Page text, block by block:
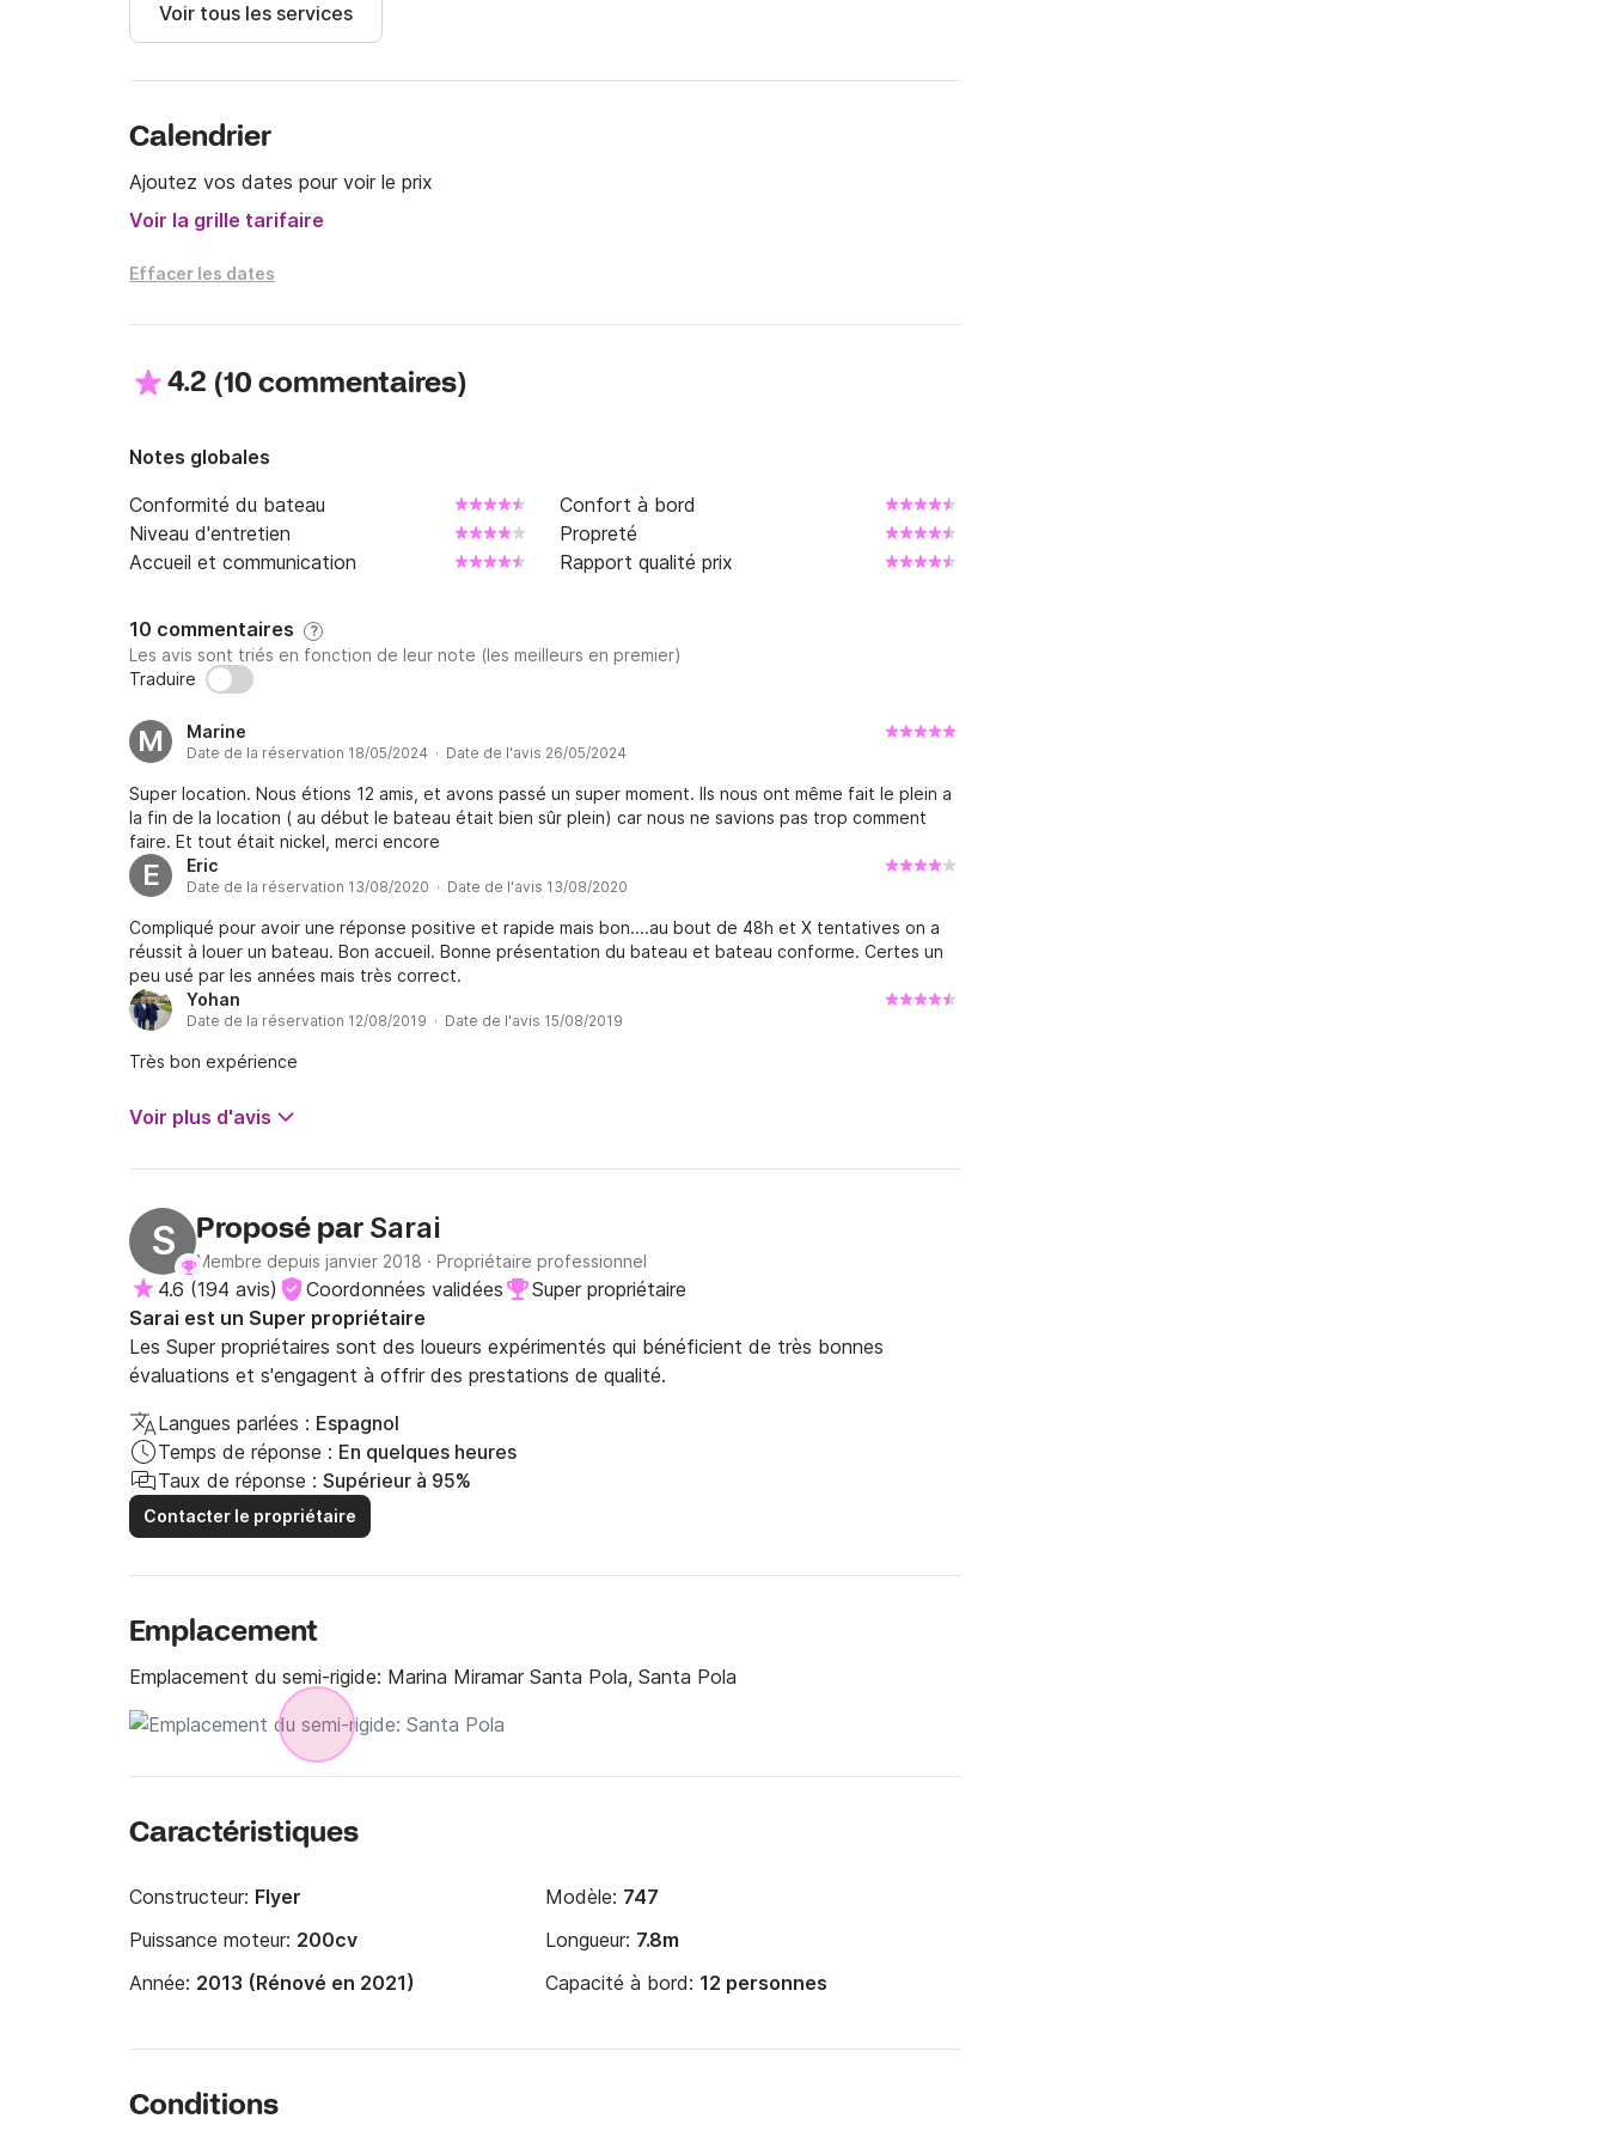
carburant n'est pas inclus.
Une caution de 450 € est à régler par carte bancaire le jour de la location.
disponibilité en été.
Nous sommes à votre disposition pour toute question.
Voir tous les services
Calendrier
Ajoutez vos dates pour voir le prix
Voir la grille tarifaire
Effacer les dates
4.2 (10 commentaires)
Notes globales
Conformité du bateau
Confort à bord
Niveau d'entretien
Propreté
Accueil et communication
Rapport qualité prix
10 commentaires ?
Les avis sont triés en fonction de leur note (les meilleurs en premier)
Traduire
M Marine
Date de la réservation 18/05/2024 · Date de l'avis 26/05/2024
Super location. Nous étions 12 amis, et avons passé un super moment. Ils nous ont même fait le plein a
la fin de la location ( au début le bateau était bien sûr plein) car nous ne savions pas trop comment
faire. Et tout était nickel, merci encore
E Eric
Date de la réservation 13/08/2020 · Date de l'avis 13/08/2020
Compliqué pour avoir une réponse positive et rapide mais bon....au bout de 48h et X tentatives on a
réussit à louer un bateau. Bon accueil. Bonne présentation du bateau et bateau conforme. Certes un
peu usé par les années mais très correct.
Yohan
Date de la réservation 12/08/2019 · Date de l'avis 15/08/2019
Très bon expérience
Voir plus d'avis
S Proposé par Sarai
Membre depuis janvier 2018 · Propriétaire professionnel
4.6 (194 avis) Coordonnées validées
Super propriétaire
Sarai est un Super propriétaire
Les Super propriétaires sont des loueurs expérimentés qui bénéficient de très bonnes
évaluations et s'engagent à offrir des prestations de qualité.
Langues parlées : Espagnol
Temps de réponse : En quelques heures
Taux de réponse : Supérieur à 95%
Contacter le propriétaire
Emplacement
Emplacement du semi-rigide: Marina Miramar Santa Pola, Santa Pola
Caractéristiques
Constructeur: Flyer Modèle: 747
Puissance moteur: 200cv Longueur: 7.8m
Année: 2013 (Rénové en 2021) Capacité à bord: 12 personnes
Conditions